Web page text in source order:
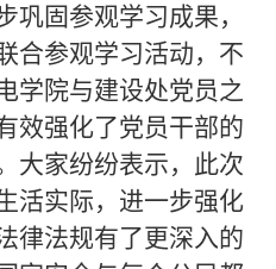
巩固参观学习成果，
合参观学习活动，不
学院与建设处党员之
效强化了党员干部的
大家纷纷表示，此次
活实际，进一步强化
律法规有了更深入的